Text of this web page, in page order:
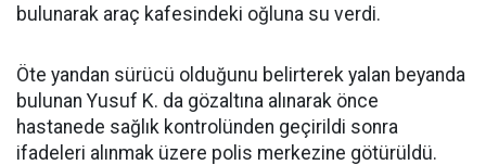
bulunarak araç kafesindeki oğluna su verdi.
Öte yandan sürücü olduğunu belirterek yalan beyanda
bulunan Yusuf K. da gözaltına alınarak önce
hastanede sağlık kontrolünden geçirildi sonra
ifadeleri alınmak üzere polis merkezine götürüldü.